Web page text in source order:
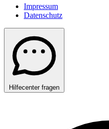
Impressum
Datenschutz
Hilfecenter fragen